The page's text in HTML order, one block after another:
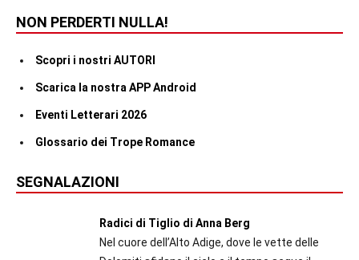
NON PERDERTI NULLA!
Scopri i nostri AUTORI
Scarica la nostra APP Android
Eventi Letterari 2026
Glossario dei Trope Romance
SEGNALAZIONI
Radici di Tiglio di Anna Berg
Nel cuore dell’Alto Adige, dove le vette delle